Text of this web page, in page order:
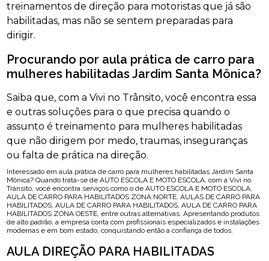
treinamentos de direção para motoristas que já são
habilitadas, mas não se sentem preparadas para
dirigir.
Procurando por aula prática de carro para
mulheres habilitadas Jardim Santa Mônica?
Saiba que, com a Vivi no Trânsito, você encontra essa
e outras soluções para o que precisa quando o
assunto é treinamento para mulheres habilitadas
que não dirigem por medo, traumas, inseguranças
ou falta de prática na direção.
Interessado em aula prática de carro para mulheres habilitadas Jardim Santa
Mônica? Quando trata-se de AUTO ESCOLA E MOTO ESCOLA, com a Vivi no
Trânsito, você encontra serviços como o de AUTO ESCOLA E MOTO ESCOLA,
AULA DE CARRO PARA HABILITADOS ZONA NORTE, AULAS DE CARRO PARA
HABILITADOS, AULA DE CARRO PARA HABILITADOS, AULA DE CARRO PARA
HABILITADOS ZONA OESTE, entre outras alternativas. Apresentando produtos
de alto padrão, a empresa conta com profissionais especializados e instalações
modernas e em bom estado, conquistando então a confiança de todos.
AULA DIREÇÃO PARA HABILITADAS